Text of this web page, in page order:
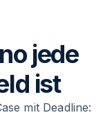
jede
ist
mit Deadline: